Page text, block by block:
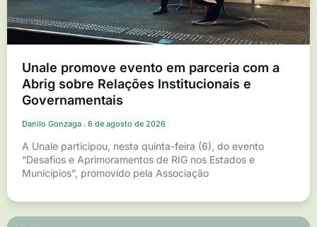
Unale promove evento em parceria com a
Abrig sobre Relações Institucionais e
Governamentais
Danilo Gonzaga 6 de agosto de 2026
A Unale participou, nesta quinta-feira (6), do evento
“Desafios e Aprimoramentos de RIG nos Estados e
Municípios”, promovido pela Associação